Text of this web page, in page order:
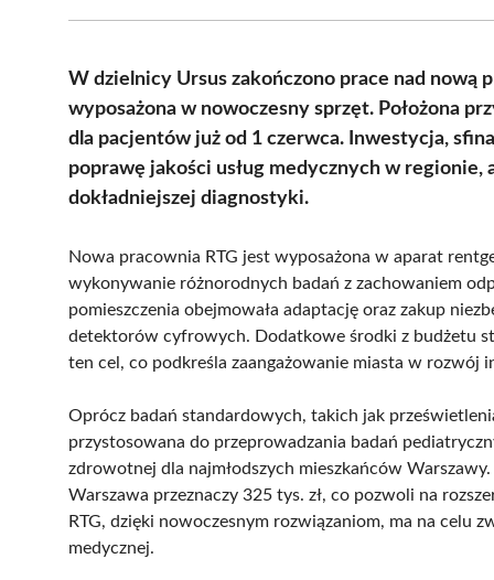
W dzielnicy Ursus zakończono prace nad nową
wyposażona w nowoczesny sprzęt. Położona
dla pacjentów już od 1 czerwca. Inwestycja,
poprawę jakości usług medycznych w
dokładniejszej diagnostyki.
Nowa pracownia RTG jest wyposażona w aparat
wykonywanie różnorodnych badań z zachowaniem
pomieszczenia obejmowała adaptację oraz zakup
detektorów cyfrowych. Dodatkowe środki z budżetu
ten cel, co podkreśla zaangażowanie miasta w
Oprócz badań standardowych, takich jak
przystosowana do przeprowadzania badań
zdrowotnej dla najmłodszych mieszkańców
Warszawa przeznaczy 325 tys. zł, co pozwoli na
RTG, dzięki nowoczesnym rozwiązaniom, ma na celu
medycznej.